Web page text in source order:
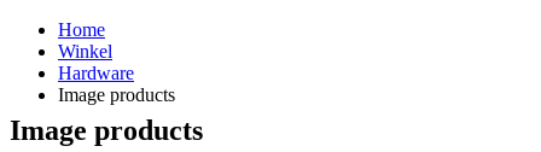
Home
Winkel
Hardware
Image products
Image products